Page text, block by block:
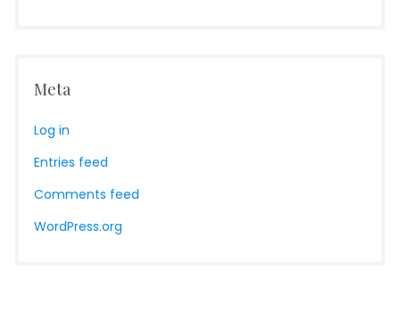
Meta
Log in
Entries feed
Comments feed
WordPress.org